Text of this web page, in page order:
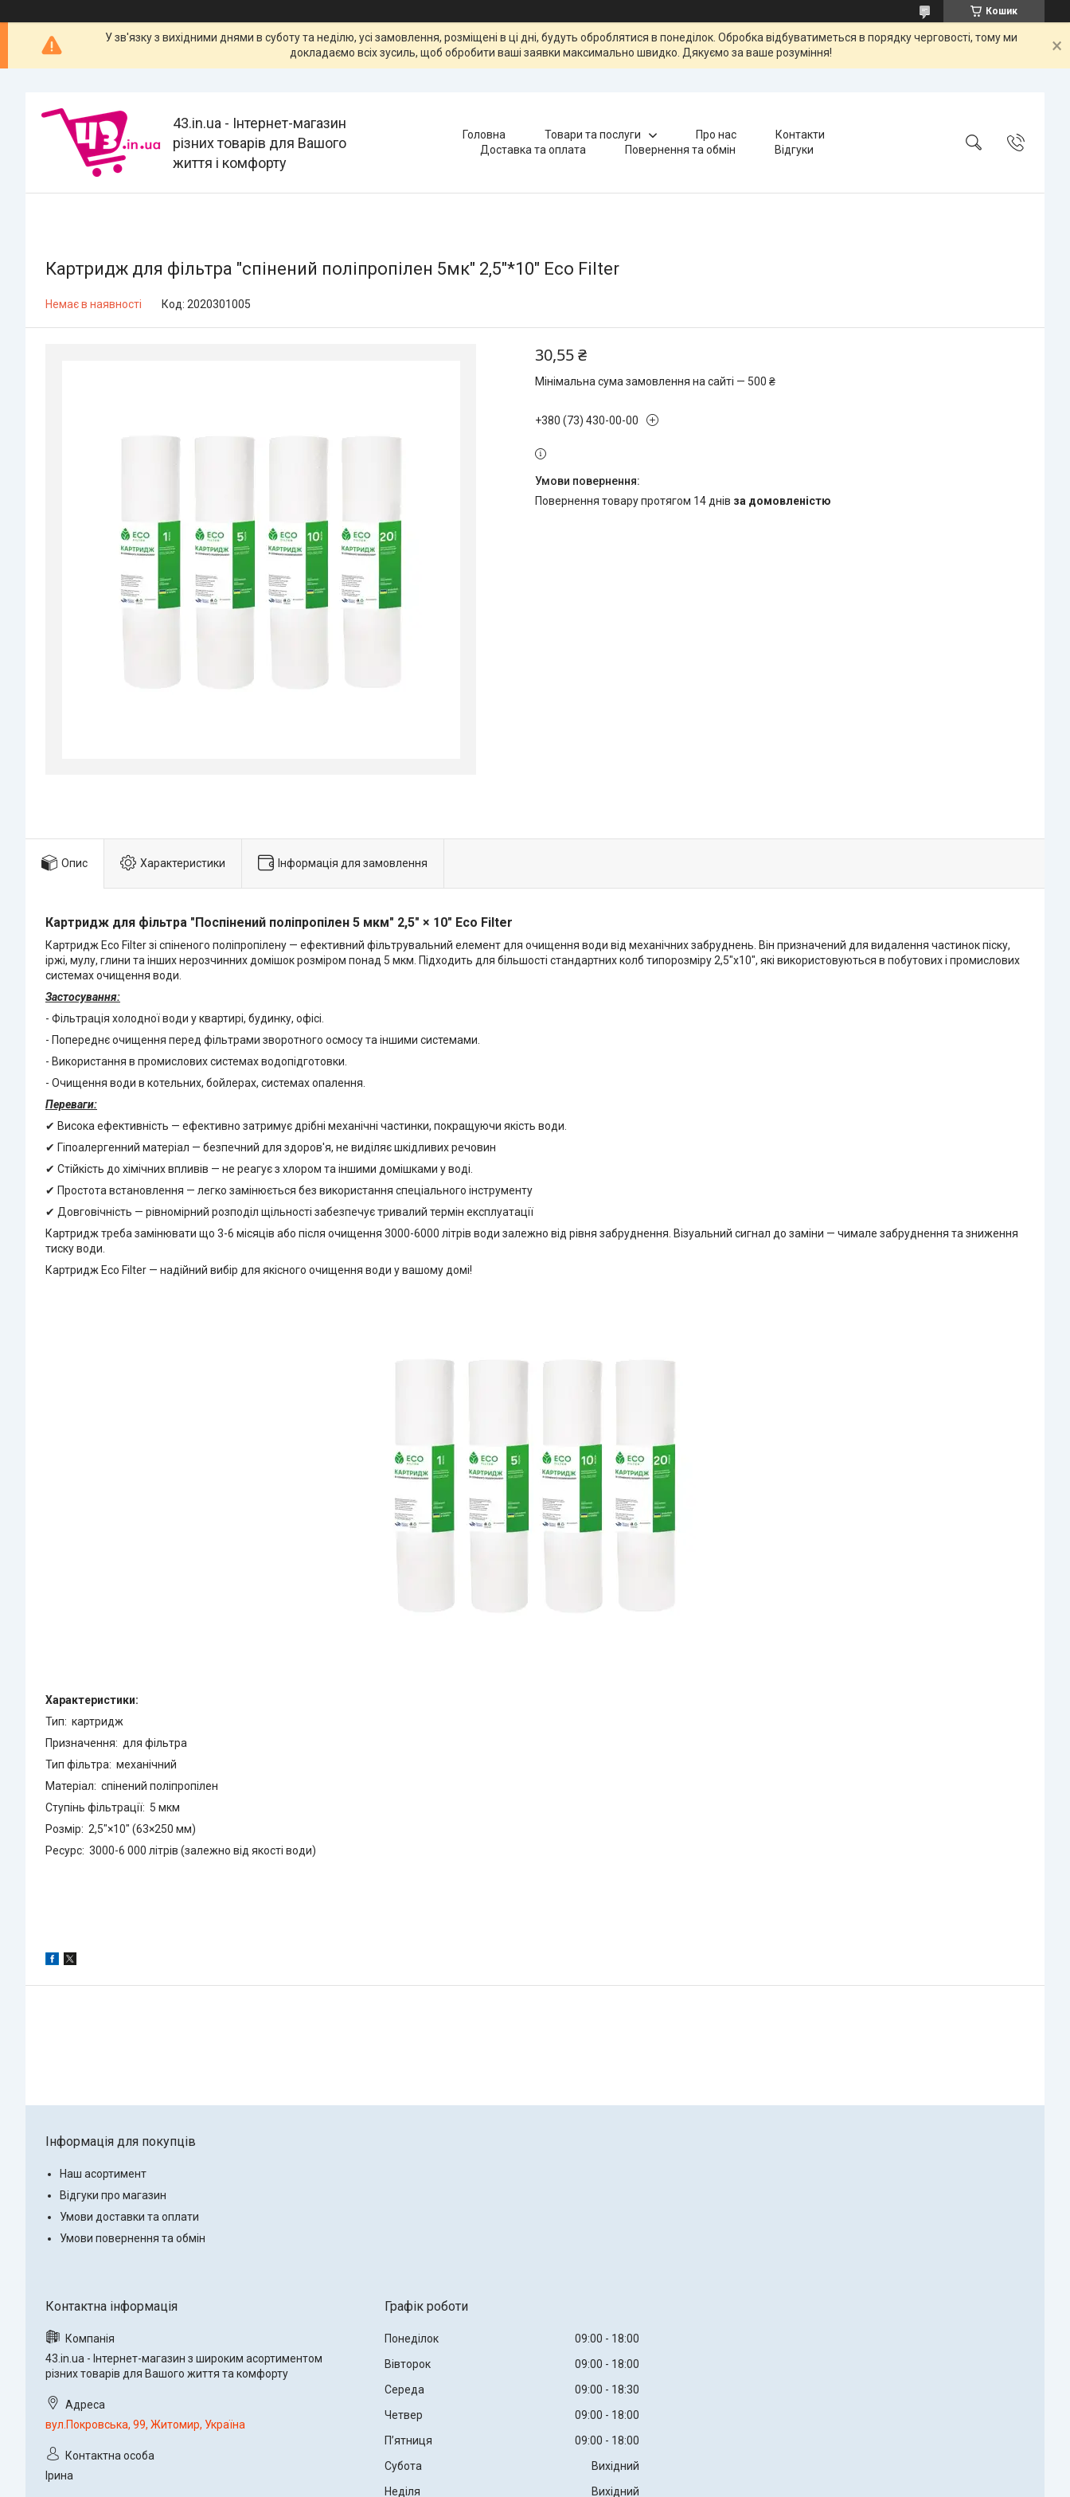
Кошик
У зв'язку з вихідними днями в суботу та неділю, усі замовлення, розміщені в ці дні, будуть оброблятися в понеділок. Обробка відбуватиметься в порядку черговості, тому ми
докладаємо всіх зусиль, щоб обробити ваші заявки максимально швидко. Дякуємо за ваше розуміння!
43.in.ua - Інтернет-магазин
різних товарів для Вашого
життя і комфорту
Головна Товари та послуги Про нас
Контакти
Доставка та оплата
Повернення та обмін Відгуки
Картридж для фільтра "спінений поліпропілен 5мк" 2,5"*10" Eco Filter
Немає в наявності Код: 2020301005
30,55 ₴
Мінімальна сума замовлення на сайті — 500 ₴
+380 (73) 430-00-00
повернення товару протягом 14 днів за домовленістю
Опис Характеристики Інформація для замовлення
Картридж для фільтра "Поспінений поліпропілен 5 мкм" 2,5" × 10" Eco Filter
Картридж Eco Filter зі спіненого поліпропілену — ефективний фільтрувальний елемент для очищення води від механічних забруднень. Він призначений для видалення частинок піску,
іржі, мулу, глини та інших нерозчинних домішок розміром понад 5 мкм. Підходить для більшості стандартних колб типорозміру 2,5"х10", які використовуються в побутових і промислових
системах очищення води.
Застосування:
- Фільтрація холодної води у квартирі, будинку, офісі.
- Попереднє очищення перед фільтрами зворотного осмосу та іншими системами.
- Використання в промислових системах водопідготовки.
- Очищення води в котельних, бойлерах, системах опалення.
Переваги:
✔ Висока ефективність — ефективно затримує дрібні механічні частинки, покращуючи якість води.
✔ Гіпоалергенний матеріал — безпечний для здоров'я, не виділяє шкідливих речовин
✔ Стійкість до хімічних впливів — не реагує з хлором та іншими домішками у воді.
✔ Простота встановлення — легко замінюється без використання спеціального інструменту
✔ Довговічність — рівномірний розподіл щільності забезпечує тривалий термін експлуатації
Картридж треба замінювати що 3-6 місяців або після очищення 3000-6000 літрів води залежно від рівня забруднення. Візуальний сигнал до заміни — чимале забруднення та зниження
тиску води.
Картридж Eco Filter — надійний вибір для якісного очищення води у вашому домі!
Характеристики:
Тип: картридж
Призначення: для фільтра
Тип фільтра: механічний
Матеріал: спінений поліпропілен
Ступінь фільтрації: 5 мкм
Розмір: 2,5"×10" (63×250 мм)
Ресурс: 3000-6 000 літрів (залежно від якості води)
Інформація для покупців
Наш асортимент
Відгуки про магазин
Умови доставки та оплати
Умови повернення та обмін
43.in.ua - Інтернет-магазин з широким асортиментом
різних товарів для Вашого життя та комфорту
вул.Покровська, 99, Житомир, Україна
Ірина
Графік роботи
Понеділок 09:00
18:00
Вівторок
09:00
18:00
Середа
09:00
18:30
Четвер
09:00
18:00
Пʼятниця
09:00
18:00
Субота
Вихідний
Неділя
Вихідний